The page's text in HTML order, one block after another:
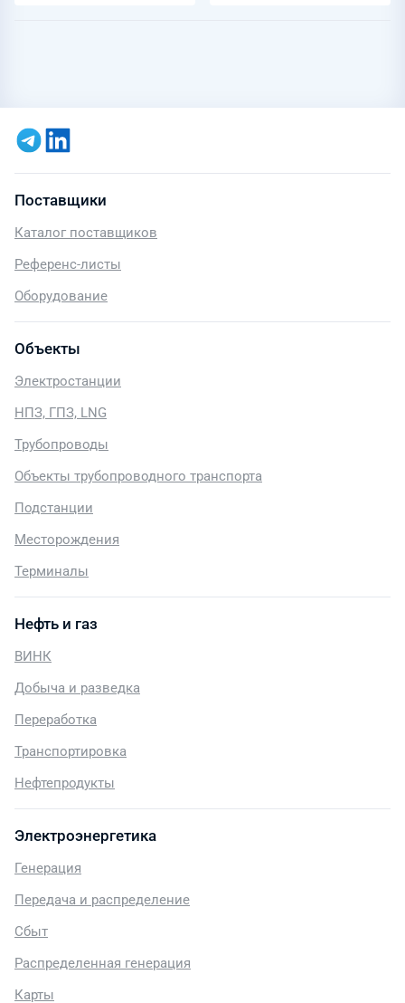
Поставщики
Каталог поставщиков
Референс-листы
Оборудование
Объекты
Электростанции
НПЗ, ГПЗ, LNG
Трубопроводы
Объекты трубопроводного транспорта
Подстанции
Месторождения
Терминалы
Нефть и газ
ВИНК
Добыча и разведка
Переработка
Транспортировка
Нефтепродукты
Электроэнергетика
Генерация
Передача и распределение
Сбыт
Распределенная генерация
Карты